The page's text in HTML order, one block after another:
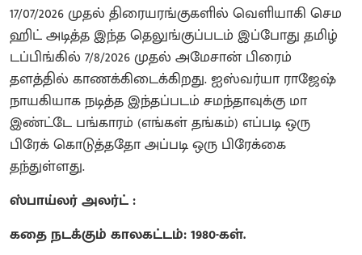
17/07/2026 முதல் திரையரங்குகளில் வெளியாகி செம
ஹிட் அடித்த இந்த தெலுங்குப்படம் இப்போது தமிழ்
டப்பிங்கில் 7/8/2026 முதல் அமேசான் பிரைம்
தளத்தில் காணக்கிடைக்கிறது. ஐஸ்வர்யா ராஜேஷ்
நாயகியாக நடித்த இந்தப்படம் சமந்தாவுக்கு மா
இண்ட்டே பங்காரம் (எங்கள் தங்கம்) எப்படி ஒரு
பிரேக் கொடுத்ததோ அப்படி ஒரு பிரேக்கை
தந்துள்ளது.
ஸ்பாய்லர் அலர்ட் :
கதை நடக்கும் காலகட்டம்: 1980-கள்.